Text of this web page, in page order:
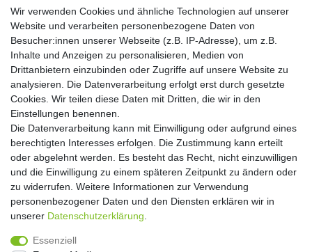
Hiermit bestätige ich, dass ich die Daten­schutz­erklärung
Einwilligung kann ich jederzeit widerrufen.**
Abonnieren
** Hierbei handelt es sich um ein Pflichtfeld.
Widerrufs­recht Widerrufs­formular Impressum
Daten­schutz­erklärung AGB Kontakt
Wir verwenden Cookies und ähnliche Technologien auf unserer
Website und verarbeiten personenbezogene Daten von
Besucher:innen unserer Webseite (z.B. IP-Adresse), um z.B.
Inhalte und Anzeigen zu personalisieren, Medien von
Drittanbietern einzubinden oder Zugriffe auf unsere Website zu
analysieren. Die Datenverarbeitung erfolgt erst durch gesetzte
Cookies. Wir teilen diese Daten mit Dritten, die wir in den
Einstellungen benennen.
Die Datenverarbeitung kann mit Einwilligung oder aufgrund eines
berechtigten Interesses erfolgen. Die Zustimmung kann erteilt
oder abgelehnt werden. Es besteht das Recht, nicht einzuwilligen
und die Einwilligung zu einem späteren Zeitpunkt zu ändern oder
zu widerrufen. Weitere Informationen zur Verwendung
personenbezogener Daten und den Diensten erklären wir in
unserer Daten­schutz­erklärung
Essenziell
Copyright 2016 | Dekushop.de | Alle Rechte vorbehalten. |
Angebote gelten nur für Industrie, Handel, Handwerk und